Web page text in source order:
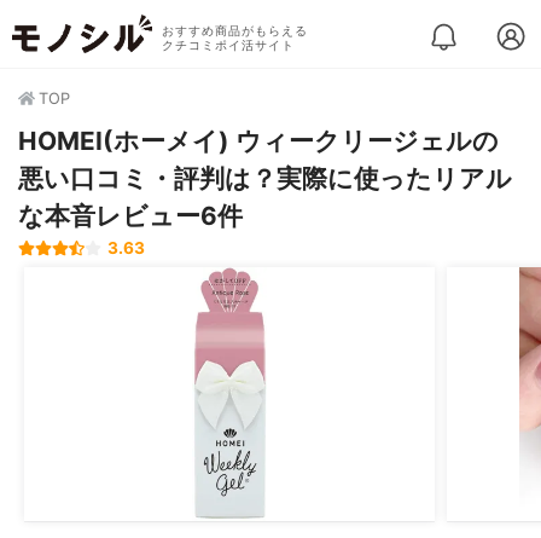
おすすめ商品がもらえる
クチコミポイ活サイト
TOP
HOMEI(ホーメイ) ウィークリージェルの
悪い口コミ・評判は？実際に使ったリアル
な本音レビュー6件
3.63